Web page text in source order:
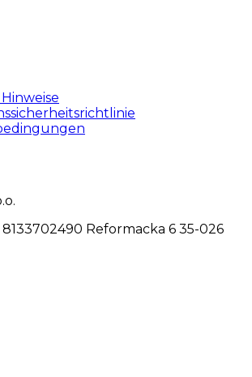
Reformacka 6 35-026